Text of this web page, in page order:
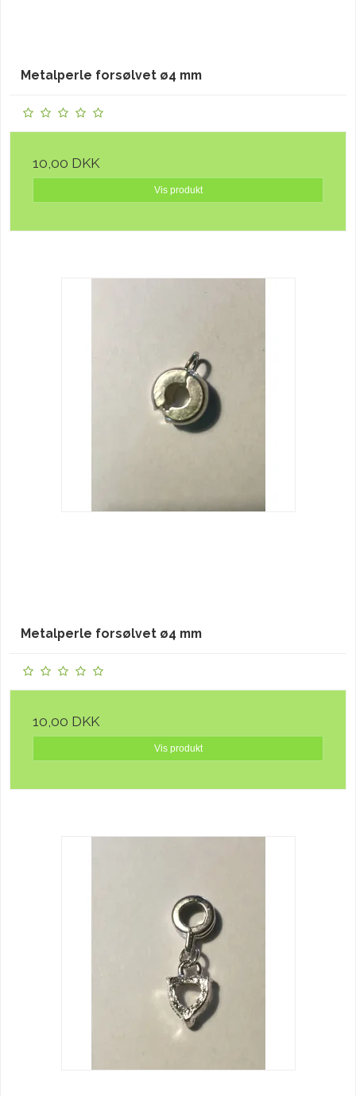
Metalperle forsølvet ø4 mm
10,00 DKK
Vis produkt
Metalperle forsølvet ø4 mm
10,00 DKK
Vis produkt